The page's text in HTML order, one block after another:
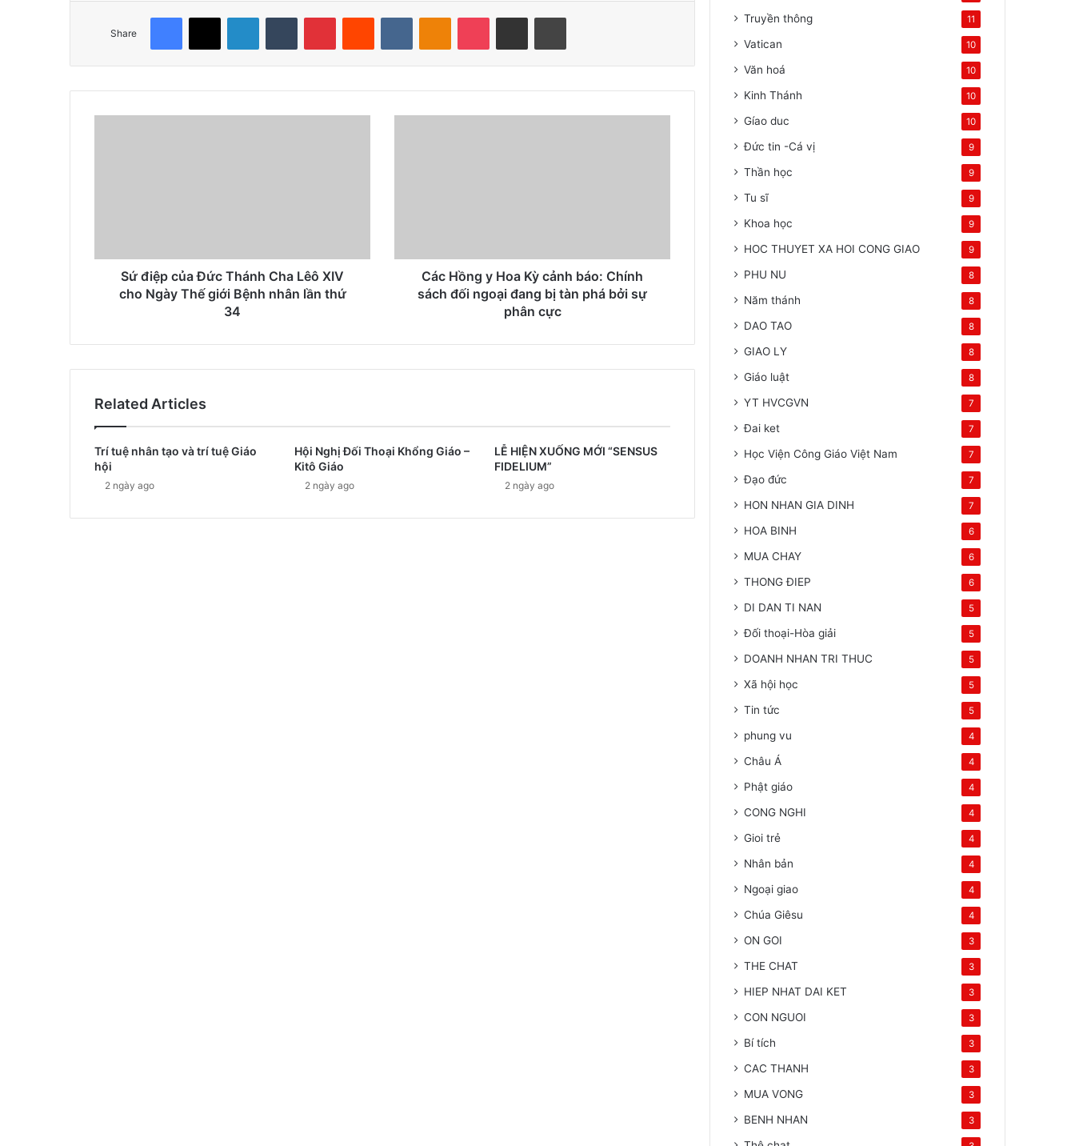
Share
Sứ điệp của Đức Thánh Cha Lêô XIV
cho Ngày Thế giới Bệnh nhân lần thứ
34
Các Hồng y Hoa Kỳ cảnh báo: Chính
sách đối ngoại đang bị tàn phá bởi sự
phân cực
Related Articles
Trí tuệ nhân tạo và trí tuệ Giáo
hội
2 ngày ago
Hội Nghị Đối Thoại Khổng Giáo –
Kitô Giáo
2 ngày ago
LỄ HIỆN XUỐNG MỚI “SENSUS
FIDELIUM”
2 ngày ago
Truyền thông 11
Vatican 10
Văn hoá 10
Kinh Thánh 10
Gíao duc 10
Đức tin -Cá vị 9
Thần học 9
Tu sĩ 9
Khoa học 9
HOC THUYET XA HOI CONG GIAO 9
PHU NU 8
Năm thánh 8
DAO TAO 8
GIAO LY 8
Giáo luật 8
YT HVCGVN 7
Đai ket 7
Học Viện Công Giáo Việt Nam 7
Đạo đức 7
HON NHAN GIA DINH 7
HOA BINH 6
MUA CHAY 6
THONG ĐIEP 6
DI DAN TI NAN 5
Đối thoại-Hòa giải 5
DOANH NHAN TRI THUC 5
Xã hội học 5
Tin tức 5
phung vu 4
Châu Á 4
Phật giáo 4
CONG NGHI 4
Gioi trẻ 4
Nhân bản 4
Ngoại giao 4
Chúa Giêsu 4
ON GOI 3
THE CHAT 3
HIEP NHAT DAI KET 3
CON NGUOI 3
Bí tích 3
CAC THANH 3
MUA VONG 3
BENH NHAN 3